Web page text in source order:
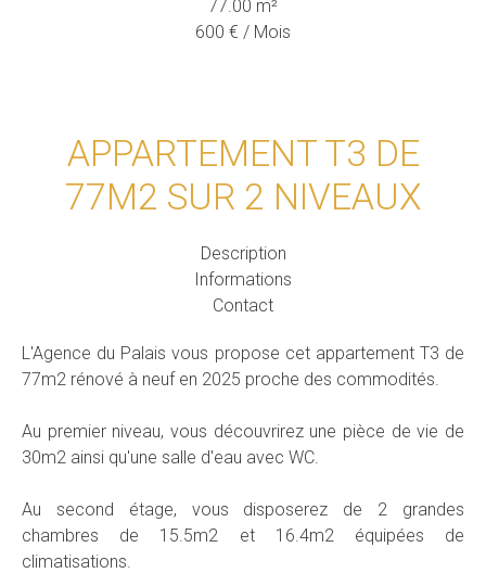
77.00 m²
600 € / Mois
APPARTEMENT T3 DE
77M2 SUR 2 NIVEAUX
Description
Informations
Contact
L'Agence du Palais vous propose cet appartement T3 de
77m2 rénové à neuf en 2025 proche des commodités.
Au premier niveau, vous découvrirez une pièce de vie de
30m2 ainsi qu'une salle d'eau avec WC.
Au second étage, vous disposerez de 2 grandes
chambres de 15.5m2 et 16.4m2 équipées de
climatisations.